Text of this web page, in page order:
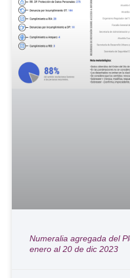
Numeralia agregada del
enero al 20 de dic 2023